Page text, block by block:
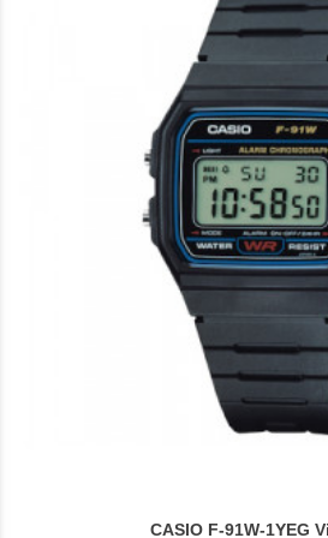
CASIO F-91W-1YEG